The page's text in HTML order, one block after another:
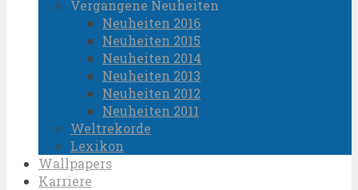
Vergangene Neuheiten
Neuheiten 2016
Neuheiten 2015
Neuheiten 2014
Neuheiten 2013
Neuheiten 2012
Neuheiten 2011
Weltrekorde
Lexikon
Wallpapers
Karriere